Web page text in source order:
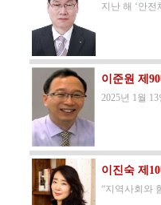
지난 해 ‘안
이준원 제
2025년 1월
이진숙 제
“지역사회와